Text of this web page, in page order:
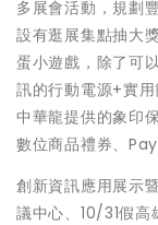
多展會活動，規劃
設有逛展集點抽大
蛋小遊戲，除了可
訊的行動電源+實
中華龍提供的象印
數位商品禮券、
創新資訊應用展示
議中心、10/31假